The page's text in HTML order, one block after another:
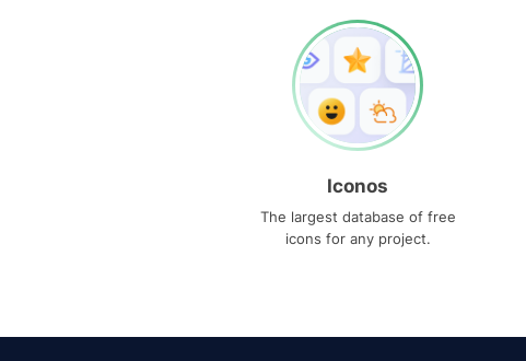
Iconos
The largest database of free
icons for any project.